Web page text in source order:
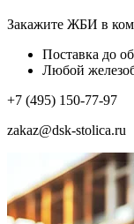
Закажите ЖБИ в
Поставка до
Любой
+7 (495) 150-77-97
zakaz@dsk-stolica.ru